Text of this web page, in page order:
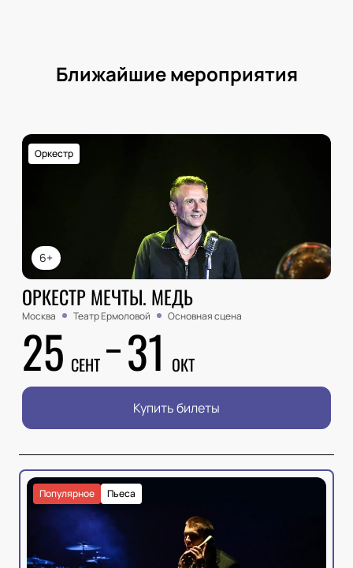
Ближайшие мероприятия
6+
Оркестр
ОРКЕСТР МЕЧТЫ. МЕДЬ
Москва Театр Ермоловой Основная сцена
25 СЕНТ 31 ОКТ
Купить билеты
Пьеса
Популярное